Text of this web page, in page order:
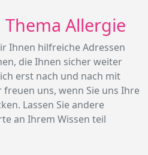
Allergie
Ihnen hilfreiche Adressen
die Ihnen sicher weiter
erst nach und nach mit
uns, wenn Sie uns Ihre
Lassen Sie andere
an Ihrem Wissen teil